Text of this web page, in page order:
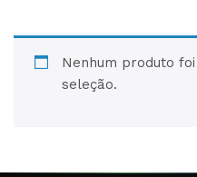
Nenhum produto
seleção.